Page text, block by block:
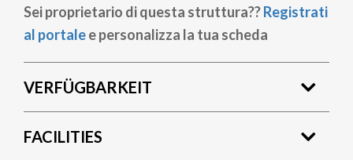
Sei proprietario di questa struttura??Registrati
al portalee personalizza la tua scheda
VERFÜGBARKEIT
FACILITIES